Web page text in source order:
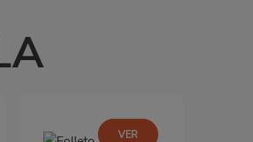
VER